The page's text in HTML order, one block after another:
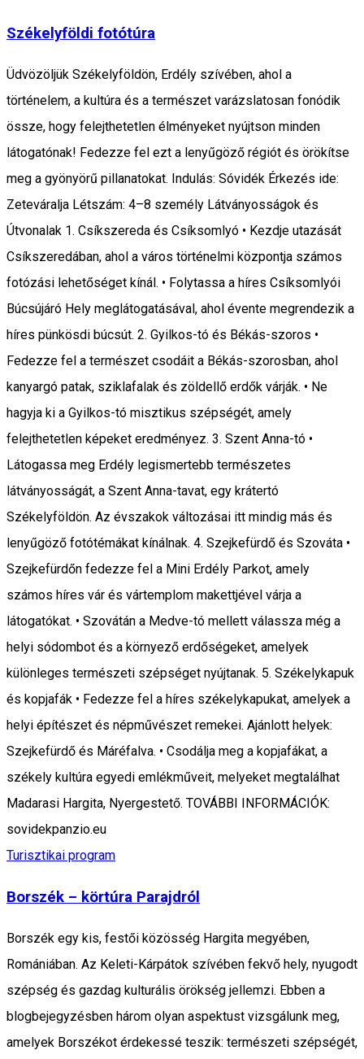
Székelyföldi fotótúra
Üdvözöljük Székelyföldön, Erdély szívében, ahol a
történelem, a kultúra és a természet varázslatosan fonódik
össze, hogy felejthetetlen élményeket nyújtson minden
látogatónak! Fedezze fel ezt a lenyűgöző régiót és örökítse
meg a gyönyörű pillanatokat. Indulás: Sóvidék Érkezés ide:
Zeteváralja Létszám: 4–8 személy Látványosságok és
Útvonalak 1. Csíkszereda és Csíksomlyó • Kezdje utazását
Csíkszeredában, ahol a város történelmi központja számos
fotózási lehetőséget kínál. • Folytassa a híres Csíksomlyói
Búcsújáró Hely meglátogatásával, ahol évente megrendezik a
híres pünkösdi búcsút. 2. Gyilkos-tó és Békás-szoros •
Fedezze fel a természet csodáit a Békás-szorosban, ahol
kanyargó patak, sziklafalak és zöldellő erdők várják. • Ne
hagyja ki a Gyilkos-tó misztikus szépségét, amely
felejthetetlen képeket eredményez. 3. Szent Anna-tó •
Látogassa meg Erdély legismertebb természetes
látványosságát, a Szent Anna-tavat, egy krátertó
Székelyföldön. Az évszakok változásai itt mindig más és
lenyűgöző fotótémákat kínálnak. 4. Szejkefürdő és Szováta •
Szejkefürdőn fedezze fel a Mini Erdély Parkot, amely
számos híres vár és vártemplom makettjével várja a
látogatókat. • Szovátán a Medve-tó mellett válassza még a
helyi sódombot és a környező erdőségeket, amelyek
különleges természeti szépséget nyújtanak. 5. Székelykapuk
és kopjafák • Fedezze fel a híres székelykapukat, amelyek a
helyi építészet és népművészet remekei. Ajánlott helyek:
Szejkefürdő és Máréfalva. • Csodálja meg a kopjafákat, a
székely kultúra egyedi emlékműveit, melyeket megtalálhat
Madarasi Hargita, Nyergestető. TOVÁBBI INFORMÁCIÓK:
sovidekpanzio.eu
Turisztikai program
Borszék – körtúra Parajdról
Borszék egy kis, festői közösség Hargita megyében,
Romániában. Az Keleti-Kárpátok szívében fekvő hely, nyugodt
szépség és gazdag kulturális örökség jellemzi. Ebben a
blogbejegyzésben három olyan aspektust vizsgálunk meg,
amelyek Borszékot érdekessé teszik: természeti szépségét,